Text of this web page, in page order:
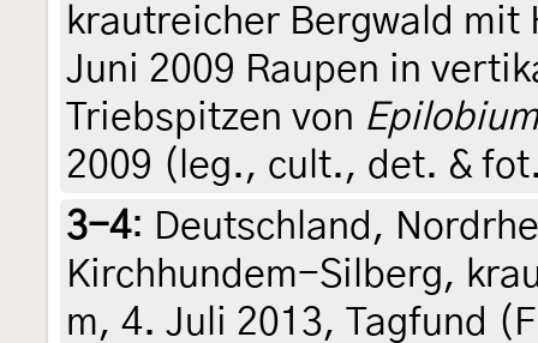
krautreicher Bergwald
Juni 2009 Raupen in
Triebspitzen von
2009 (leg., cult., det. &
3-4: Deutschland,
Kirchhundem-Silberg,
m, 4. Juli 2013, Tagfund